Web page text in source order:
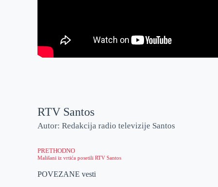
RTV Santos
Autor: Redakcija radio televizije Santos
PRETHODNO
Mališani iz vrtića posetili RTV Santos
POVEZANE vesti